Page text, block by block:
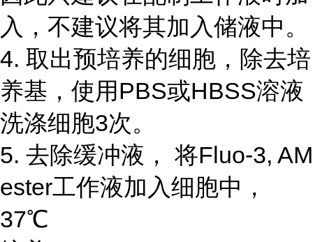
入，不建议将其加入储液中。
4. 取出预培养的细胞，除去培
养基，使用PBS或HBSS溶液
洗涤细胞3次。
5. 去除缓冲液， 将Fluo-3, AM
ester工作液加入细胞中，
37℃